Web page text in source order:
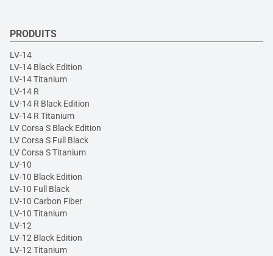
PRODUITS
LV-14
LV-14 Black Edition
LV-14 Titanium
LV-14 R
LV-14 R Black Edition
LV-14 R Titanium
LV Corsa S Black Edition
LV Corsa S Full Black
LV Corsa S Titanium
LV-10
LV-10 Black Edition
LV-10 Full Black
LV-10 Carbon Fiber
LV-10 Titanium
LV-12
LV-12 Black Edition
LV-12 Titanium